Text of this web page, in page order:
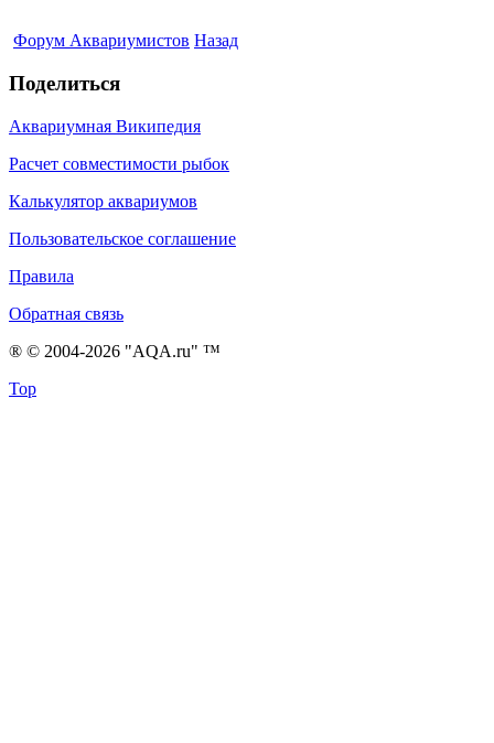
Форум Аквариумистов Назад
Поделиться
Аквариумная Википедия
Расчет совместимости рыбок
Калькулятор аквариумов
Пользовательское соглашение
Правила
Обратная связь
® © 2004-2026 "AQA.ru" ™
Top